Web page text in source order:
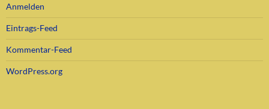
Anmelden
Eintrags-Feed
Kommentar-Feed
WordPress.org